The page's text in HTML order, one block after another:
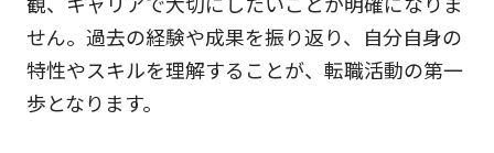
せん。過去の経験や成果を振り返り、自分自身の
特性やスキルを理解することが、転職活動の第一
歩となります。